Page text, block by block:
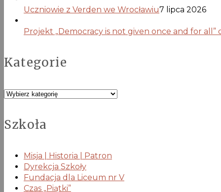
Uczniowie z Verden we Wrocławiu7 lipca 2026
Projekt „Democracy is not given once and for all”
Kategorie
Kategorie
Szkoła
Misja | Historia | Patron
Dyrekcja Szkoły
Fundacja dla Liceum nr V
Czas „Piątki”